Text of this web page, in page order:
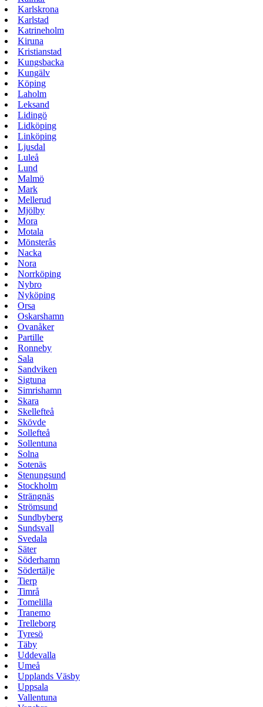
Karlskrona
Karlstad
Katrineholm
Kiruna
Kristianstad
Kungsbacka
Kungälv
Köping
Laholm
Leksand
Lidingö
Lidköping
Linköping
Ljusdal
Luleå
Lund
Malmö
Mark
Mellerud
Mjölby
Mora
Motala
Mönsterås
Nacka
Nora
Norrköping
Nybro
Nyköping
Orsa
Oskarshamn
Ovanåker
Partille
Ronneby
Sala
Sandviken
Sigtuna
Simrishamn
Skara
Skellefteå
Skövde
Sollefteå
Sollentuna
Solna
Sotenäs
Stenungsund
Stockholm
Strängnäs
Strömsund
Sundbyberg
Sundsvall
Svedala
Säter
Söderhamn
Södertälje
Tierp
Timrå
Tomelilla
Tranemo
Trelleborg
Tyresö
Täby
Uddevalla
Umeå
Upplands Väsby
Uppsala
Vallentuna